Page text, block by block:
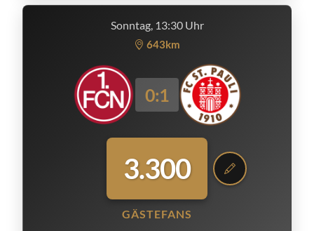
Sonntag, 13:30 Uhr
643km
0:1
3.300
GÄSTEFANS